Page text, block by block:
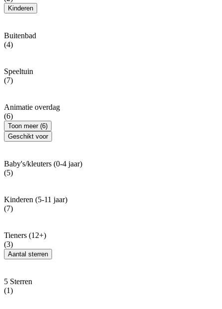
Kinderen
Buitenbad
(4)
Speeltuin
(7)
Animatie overdag
(6)
Toon meer (6)
Geschikt voor
Baby's/kleuters (0-4 jaar)
(5)
Kinderen (5-11 jaar)
(7)
Tieners (12+)
(3)
Aantal sterren
5 Sterren
(1)